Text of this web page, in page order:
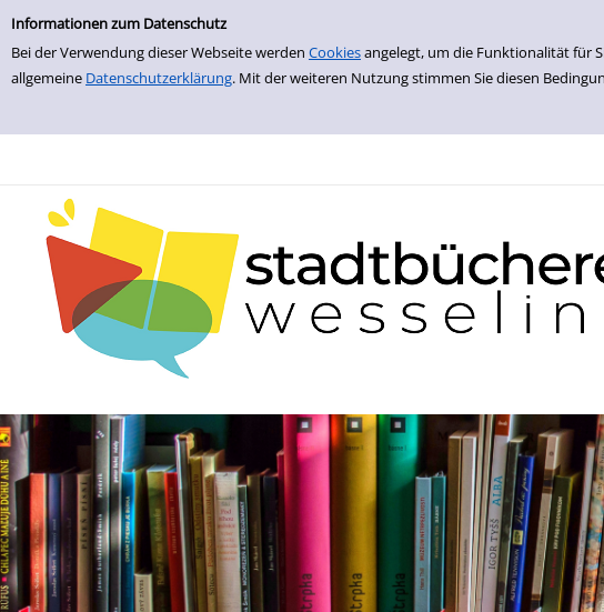
Informationen zum Datenschutz
Bei der Verwendung dieser Webseite werden Cookiesangelegt, um die Funktionalität für
allgemeine Datenschutzerklärung. Mit der weiteren Nutzung stimmen Sie diesen
zur Navigation springen
zum Inhalt springen
Zur Detailanzeige springen